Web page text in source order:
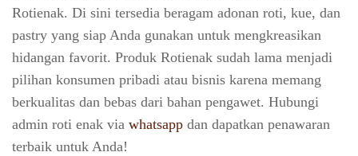
Rotienak. Di sini tersedia beragam adonan roti, kue, dan
pastry yang siap Anda gunakan untuk mengkreasikan
hidangan favorit. Produk Rotienak sudah lama menjadi
pilihan konsumen pribadi atau bisnis karena memang
berkualitas dan bebas dari bahan pengawet. Hubungi
admin roti enak via whatsapp dan dapatkan penawaran
terbaik untuk Anda!